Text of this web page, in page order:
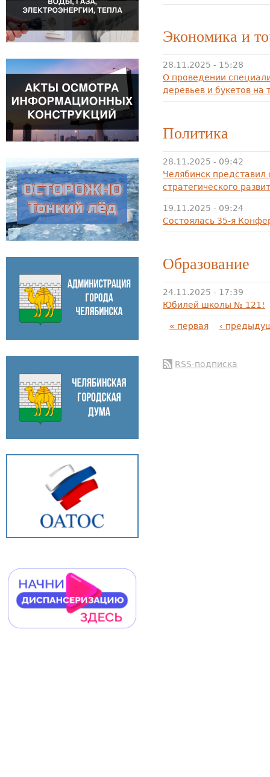
Экономика и
28.11.2025 - 15:28
О проведении
деревьев и букетов на
Политика
28.11.2025 - 09:42
Челябинск
стратегического
19.11.2025 - 09:24
Состоялась 35-я
Образование
24.11.2025 - 17:39
Юбилей школы № 121!
Страницы
« первая ‹
RSS-подписка